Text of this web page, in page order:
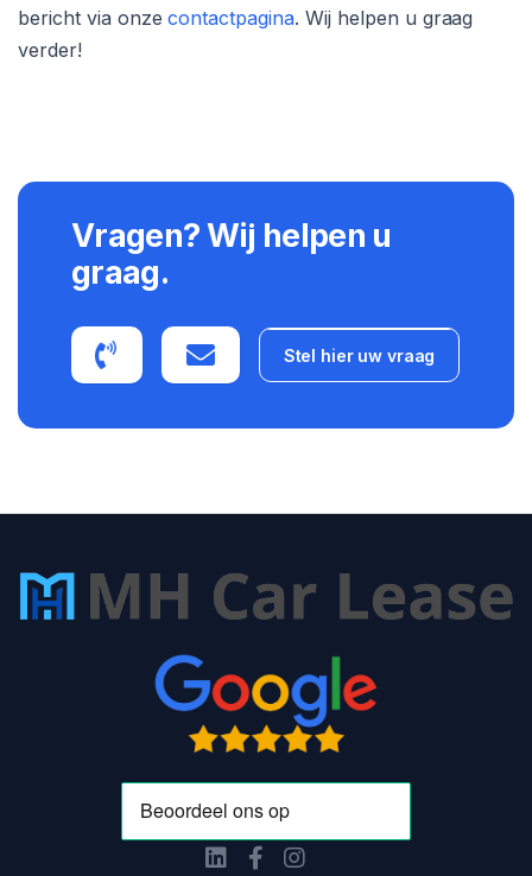
bericht via onzecontactpagina. Wij helpen u graag
verder!
Vragen? Wij helpen u
graag.
Stel hier uw vraag